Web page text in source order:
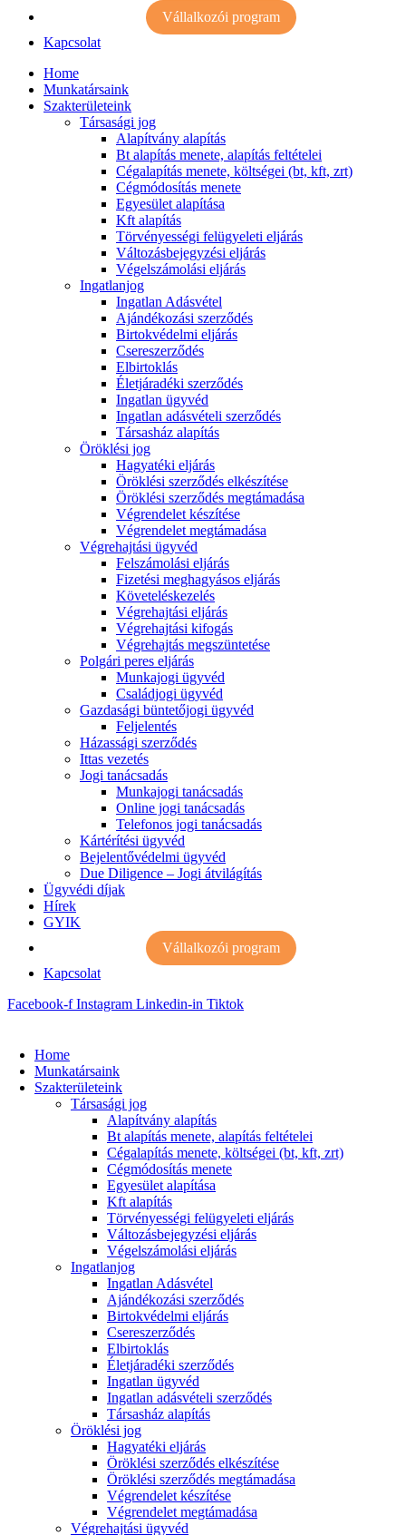
Vállalkozói program
Kapcsolat
Home
Munkatársaink
Szakterületeink
Társasági jog
Alapítvány alapítás
Bt alapítás menete, alapítás feltételei
Cégalapítás menete, költségei (bt, kft, zrt)
Cégmódosítás menete
Egyesület alapítása
Kft alapítás
Törvényességi felügyeleti eljárás
Változásbejegyzési eljárás
Végelszámolási eljárás
Ingatlanjog
Ingatlan Adásvétel
Ajándékozási szerződés
Birtokvédelmi eljárás
Csereszerződés
Elbirtoklás
Életjáradéki szerződés
Ingatlan ügyvéd
Ingatlan adásvételi szerződés
Társasház alapítás
Öröklési jog
Hagyatéki eljárás
Öröklési szerződés elkészítése
Öröklési szerződés megtámadása
Végrendelet készítése
Végrendelet megtámadása
Végrehajtási ügyvéd
Felszámolási eljárás
Fizetési meghagyásos eljárás
Követeléskezelés
Végrehajtási eljárás
Végrehajtási kifogás
Végrehajtás megszüntetése
Polgári peres eljárás
Munkajogi ügyvéd
Családjogi ügyvéd
Gazdasági büntetőjogi ügyvéd
Feljelentés
Házassági szerződés
Ittas vezetés
Jogi tanácsadás
Munkajogi tanácsadás
Online jogi tanácsadás
Telefonos jogi tanácsadás
Kártérítési ügyvéd
Bejelentővédelmi ügyvéd
Due Diligence – Jogi átvilágítás
Ügyvédi díjak
Hírek
GYIK
Vállalkozói program
Kapcsolat
Facebook-f Instagram Linkedin-in Tiktok
Home
Munkatársaink
Szakterületeink
Társasági jog
Alapítvány alapítás
Bt alapítás menete, alapítás feltételei
Cégalapítás menete, költségei (bt, kft, zrt)
Cégmódosítás menete
Egyesület alapítása
Kft alapítás
Törvényességi felügyeleti eljárás
Változásbejegyzési eljárás
Végelszámolási eljárás
Ingatlanjog
Ingatlan Adásvétel
Ajándékozási szerződés
Birtokvédelmi eljárás
Csereszerződés
Elbirtoklás
Életjáradéki szerződés
Ingatlan ügyvéd
Ingatlan adásvételi szerződés
Társasház alapítás
Öröklési jog
Hagyatéki eljárás
Öröklési szerződés elkészítése
Öröklési szerződés megtámadása
Végrendelet készítése
Végrendelet megtámadása
Végrehajtási ügyvéd